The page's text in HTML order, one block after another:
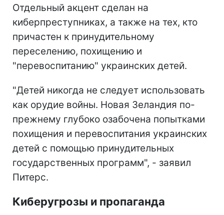
Отдельный акцент сделан на
киберпреступниках, а также на тех, кто
причастен к принудительному
переселению, похищению и
"перевоспитанию" украинских детей.
"Детей никогда не следует использовать
как орудие войны. Новая Зеландия по-
прежнему глубоко озабочена попытками
похищения и перевоспитания украинских
детей с помощью принудительных
государственных программ", - заявил
Питерс.
Киберугрозы и пропаганда